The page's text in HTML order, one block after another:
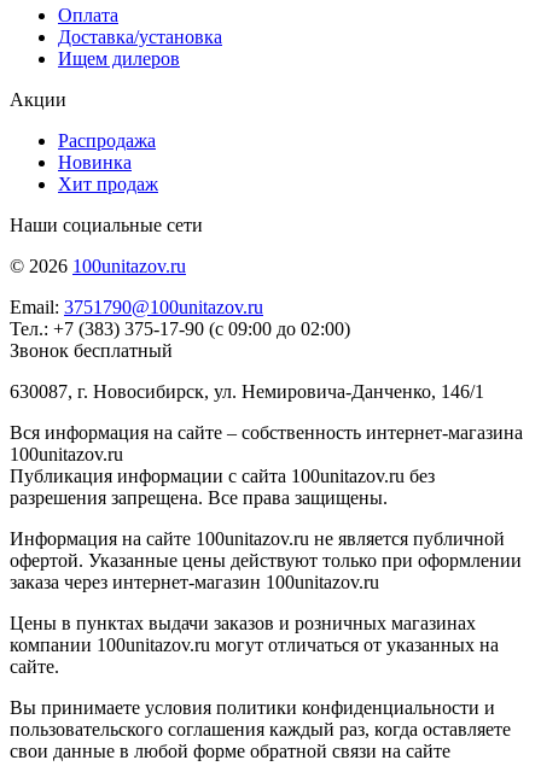
Оплата
Доставка/установка
Ищем дилеров
Акции
Распродажа
Новинка
Хит продаж
Наши социальные сети
© 2026 100unitazov.ru
Email: 3751790@100unitazov.ru
Тел.: +7 (383) 375-17-90 (с 09:00 до 02:00)
Звонок бесплатный
630087, г. Новосибирск, ул. Немировича-Данченко, 146/1
Вся информация на сайте – собственность интернет-магазина
100unitazov.ru
Публикация информации с сайта 100unitazov.ru без
разрешения запрещена. Все права защищены.
Информация на сайте 100unitazov.ru не является публичной
офертой. Указанные цены действуют только при оформлении
заказа через интернет-магазин 100unitazov.ru
Цены в пунктах выдачи заказов и розничных магазинах
компании 100unitazov.ru могут отличаться от указанных на
сайте.
Вы принимаете условия политики конфиденциальности и
пользовательского соглашения каждый раз, когда оставляете
свои данные в любой форме обратной связи на сайте